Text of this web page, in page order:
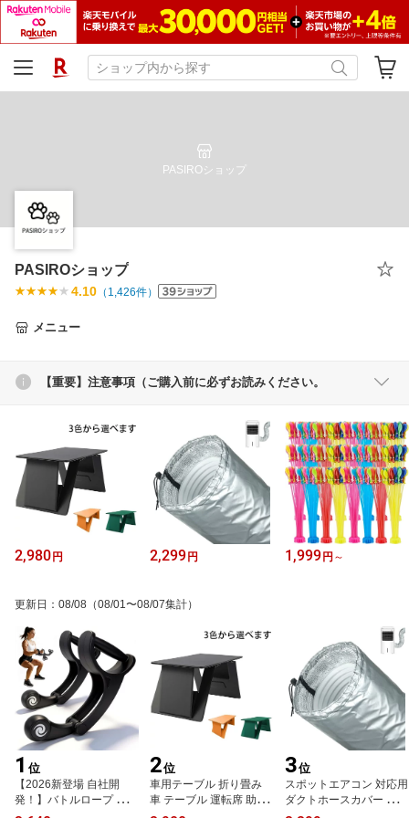
PASIROショップ
PASIROショップ
4.10 （ 1,426件）
メニュー
【重要】注意事項（ご購入前に必ずお読みください。
2,980 円 2,299 円 1,999 円 ～
更新日 ： 08/08 （08/01〜08/07集計）
1 位
【2026新登場 自社開
発！】バトルロープ トレ
ーニング 回転式コードレ
2位
車用テーブル 折り畳み
車 テーブル 運転席 助手
席 後部座席 パソコンテ
3位
スポットエアコン 対応用
ダクトホースカバー 延長
カバー付き ポータブルエ